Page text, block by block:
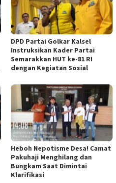
DPD Partai Golkar Kalsel
Instruksikan Kader Partai
Semarakkan HUT ke-81 RI
dengan Kegiatan Sosial
Heboh Nepotisme Desa! Camat
Pakuhaji Menghilang dan
Bungkam Saat Dimintai
Klarifikasi